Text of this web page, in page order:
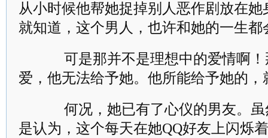
从小时候他帮她捉掉别人恶作剧放在
就知道，这个男人，也许和她的一生都
可是那并不是理想中的爱情啊！
爱，他无法给予她。他所能给予她的
何况，她已有了心仪的男友。虽
是认为，这个每天在她QQ好友上闪烁